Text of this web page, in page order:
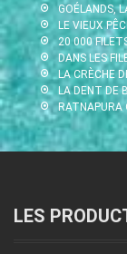
GOÉLANDS,
LE VIEUX
20 000
DANS LES
LA CRÈCHE
LA DENT DE
RATNAPURA
LES